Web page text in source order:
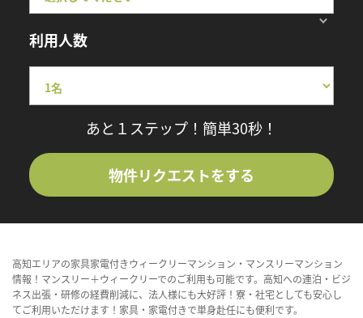
利用人数
あと１ステップ！簡単30秒！
物件リクエストをする
高知エリアの家具家電付きウィークリーマンション・マンスリーマンション
情報！マンスリー＋ウィークリーでのご利用も可能です。高知への連泊・ビジ
ネス出張・研修の経費削減に、法人様にも大好評！寮・社宅としても安心し
てご利用いただけます！家具・家電付きで単身赴任にも便利です。